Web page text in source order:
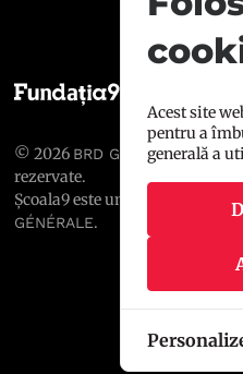
© 2026 BRD GROUPE
rezervate.
Școala9 este un proiect susținut
GÉNÉRALE.
Acest site
pentru a
generală a